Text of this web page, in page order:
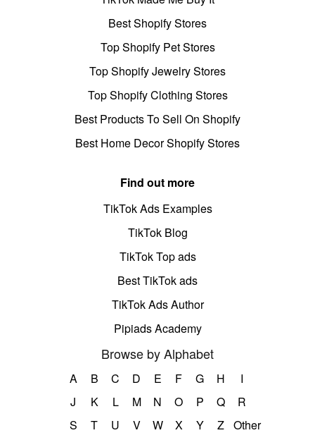
Best Shopify Stores
Top Shopify Pet Stores
Top Shopify Jewelry Stores
Top Shopify Clothing Stores
Best Products To Sell On Shopify
Best Home Decor Shopify Stores
Find out more
TikTok Ads Examples
TikTok Blog
TikTok Top ads
Best TikTok ads
TikTok Ads Author
Pipiads Academy
Browse by Alphabet
A B C D E F G H
I
J
K L M N O P Q
R
S
T U V W X Y Z Other